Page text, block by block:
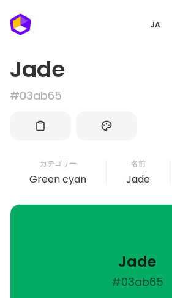
JA
Jade
#03ab65
カテゴリー
Green cyan
名前
Jade
Jade
#03ab65